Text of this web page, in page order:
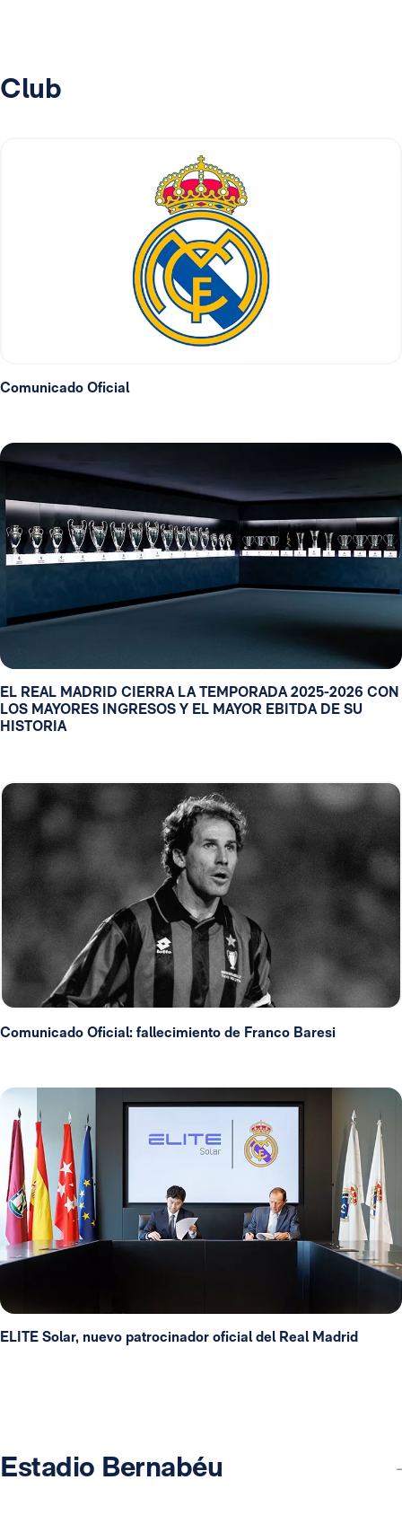
Club
Comunicado Oficial
EL REAL MADRID CIERRA LA TEMPORADA 2025-2026 CON
LOS MAYORES INGRESOS Y EL MAYOR EBITDA DE SU
HISTORIA
Comunicado Oficial: fallecimiento de Franco Baresi
ELITE Solar, nuevo patrocinador oficial del Real Madrid
Estadio Bernabéu